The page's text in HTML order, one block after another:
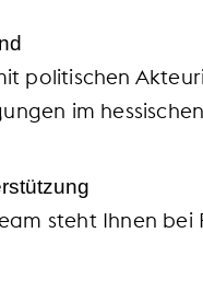
politischen
im
steht Ihnen